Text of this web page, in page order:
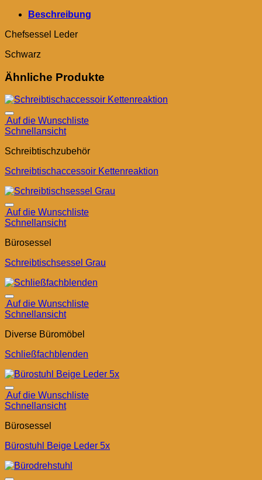
Beschreibung
Chefsessel Leder
Schwarz
Ähnliche Produkte
Auf die Wunschliste
Schnellansicht
Schreibtischzubehör
Schreibtischaccessoir Kettenreaktion
Auf die Wunschliste
Schnellansicht
Bürosessel
Schreibtischsessel Grau
Auf die Wunschliste
Schnellansicht
Diverse Büromöbel
Schließfachblenden
Auf die Wunschliste
Schnellansicht
Bürosessel
Bürostuhl Beige Leder 5x